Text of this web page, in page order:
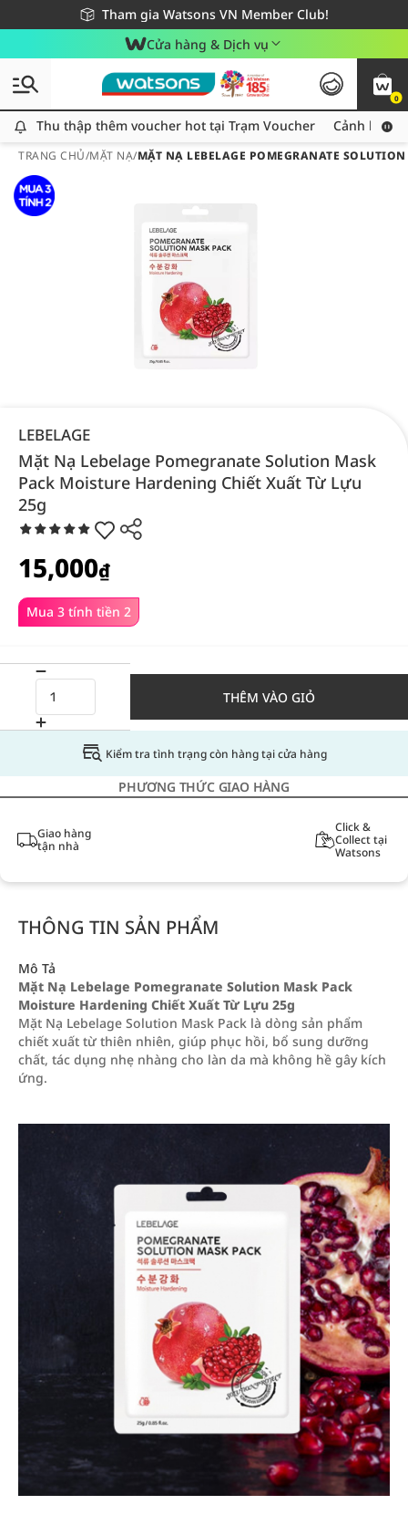
Tham gia Watsons VN Member Club!
Miễn phí giao hàng cho đơn hàng từ 249,000Đ
Giao hàng nhanh 24h - Áp dụng khu vực TP. Hồ Chí Minh
Cửa hàng & Dịch vụ
0
Thu thập thêm voucher hot tại Trạm Voucher
Thu thập thêm voucher hot tại Trạm Voucher Cảnh báo
TRANG CHỦ/MẶT NẠ/MẶT NẠ LEBELAGE POMEGRANATE
LEBELAGE
Mặt Nạ Lebelage Pomegranate Solution Mask
Pack Moisture Hardening Chiết Xuất Từ Lựu
25g
Mua 3 tính tiền 2
15,000₫
THÊM VÀO GIỎ
Kiểm tra tình trạng còn hàng tại cửa hàng
PHƯƠNG THỨC GIAO HÀNG
Giao hàng
tận nhà
Click &
Collect tại
Watsons
THÔNG TIN SẢN PHẨM
Mô Tả
Mặt Nạ Lebelage Pomegranate Solution Mask Pack
Moisture Hardening Chiết Xuất Từ Lựu 25g
Mặt Nạ Lebelage Solution Mask Pack là dòng sản phẩm
chiết xuất từ thiên nhiên, giúp phục hồi, bổ sung dưỡng
chất, tác dụng nhẹ nhàng cho làn da mà không hề gây kích
ứng.